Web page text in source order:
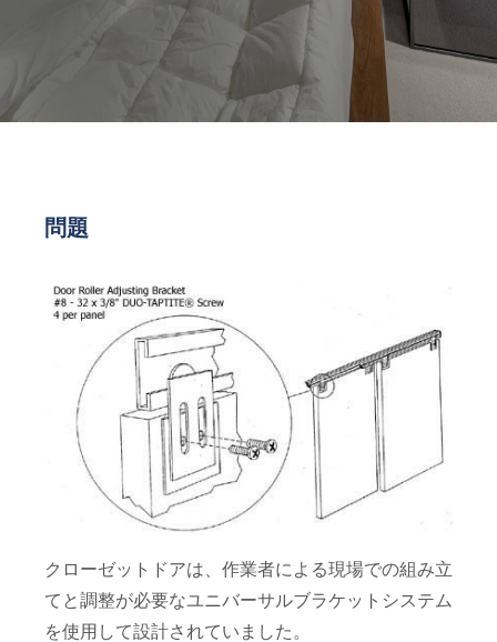
問題
クローゼットドアは、作業者による現場での組み立
てと調整が必要なユニバーサルブラケットシステム
を使用して設計されていました。